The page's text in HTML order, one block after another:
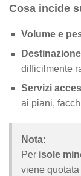
Cosa incide
Volume e
difficilmente
Servizi
ai piani,
Nota:
Per isole
viene